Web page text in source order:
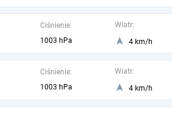
Ciśnienie:
1003 hPa
Wiatr:
4 km/h
Ciśnienie:
1003 hPa
Wiatr:
4 km/h